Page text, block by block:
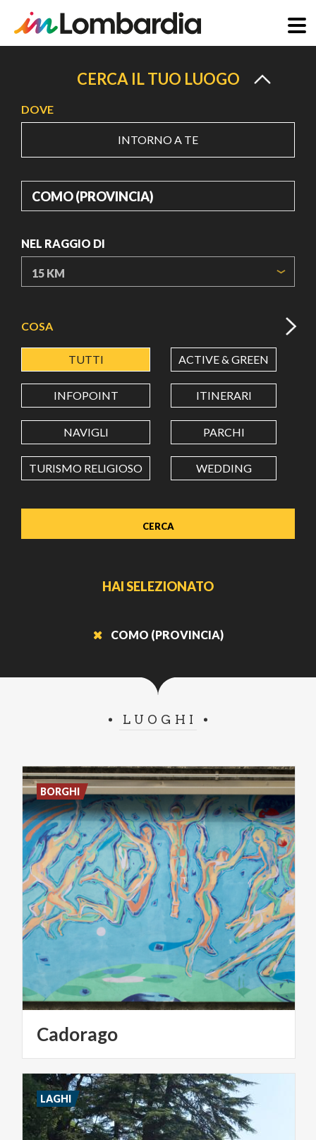
principale
CERCA IL TUO LUOGO
DOVE
INTORNO A TE
DOVE
NEL RAGGIO DI
LATITUDINE
LONGITUDINE
Value in decimal degrees. Use dot (.) as decimal separator.
COSA
TUTTI ACTIVE & GREEN
INFOPOINT ITINERARI
NAVIGLI PARCHI
TURISMO RELIGIOSO WEDDING
HAI SELEZIONATO
COMO (PROVINCIA)
LUOGHI
Cadorago
BORGHI
LAGHI